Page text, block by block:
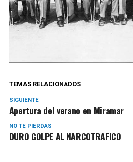
TEMAS RELACIONADOS
SIGUIENTE
Apertura del verano en Miramar
NO TE PIERDAS
DURO GOLPE AL NARCOTRAFICO